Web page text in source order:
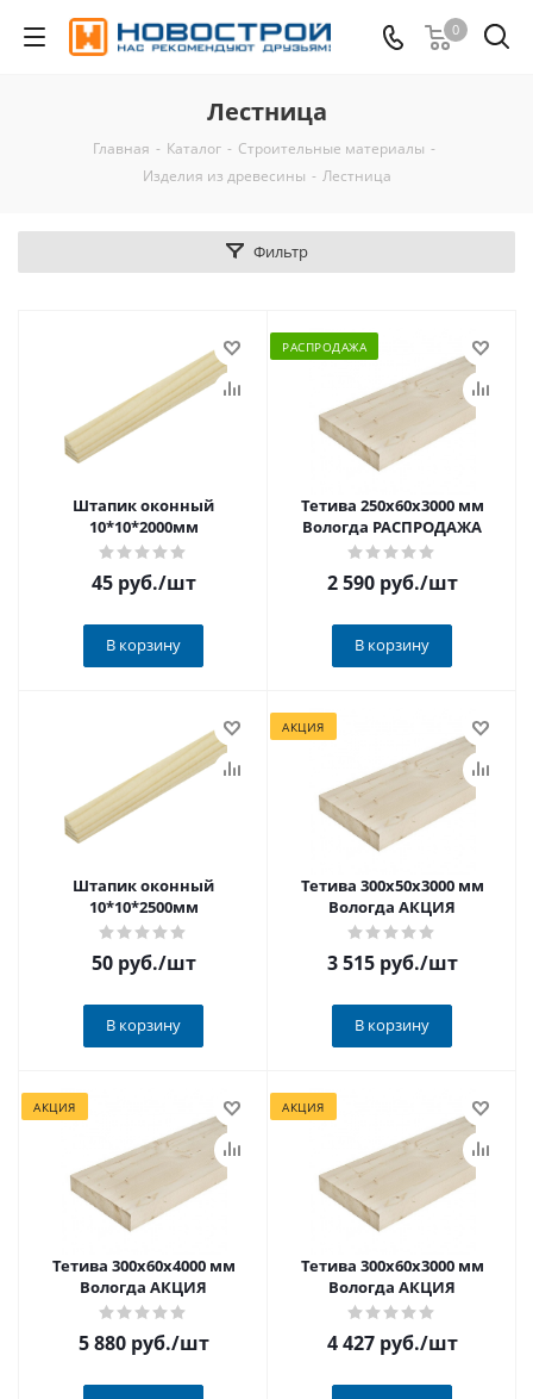
0
Лестница
Главная - Каталог - Строительные материалы -
Изделия из древесины - Лестница
Фильтр
Штапик оконный
10*10*2000мм
45 руб./шт
В корзину
РАСПРОДАЖА
Тетива 250х60х3000 мм
Вологда РАСПРОДАЖА
2 590 руб./шт
В корзину
Штапик оконный
10*10*2500мм
50 руб./шт
В корзину
АКЦИЯ
Тетива 300х50х3000 мм
Вологда АКЦИЯ
3 515 руб./шт
В корзину
АКЦИЯ
Тетива 300х60х4000 мм
Вологда АКЦИЯ
5 880 руб./шт
АКЦИЯ
Тетива 300х60х3000 мм
Вологда АКЦИЯ
4 427 руб./шт